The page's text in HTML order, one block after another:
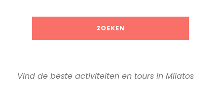
Vind de beste activiteiten en tours in Milatos